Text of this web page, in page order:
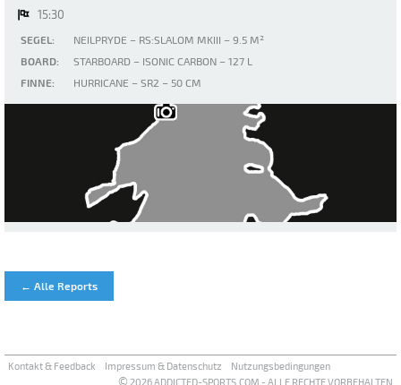
15:30
SEGEL:
NEILPRYDE – RS:SLALOM MKIII – 9.5 M²
BOARD:
STARBOARD – ISONIC CARBON – 127 L
FINNE:
HURRICANE – SR2 – 50 CM
← Alle Reports
Kontakt & Feedback Impressum & Datenschutz Nutzungsbedingungen
© 2026 ADDICTED-SPORTS.COM - ALLE RECHTE VORBEHALTEN